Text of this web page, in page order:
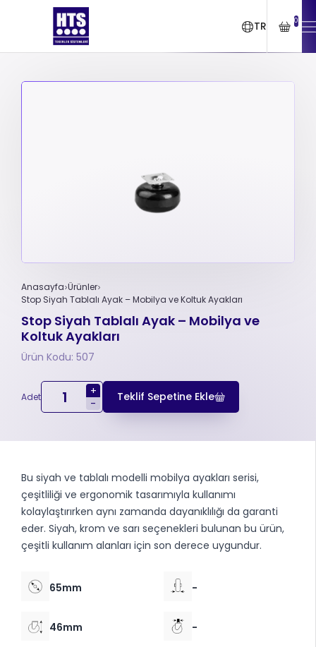
TR 0
Anasayfa Ürünler
Stop Siyah Tablalı Ayak – Mobilya ve Koltuk Ayakları
Stop Siyah Tablalı Ayak – Mobilya ve
Koltuk Ayakları
Ürün Kodu: 507
Adet
+
-
Teklif Sepetine Ekle
Bu siyah ve tablalı modelli mobilya ayakları serisi,
çeşitliliği ve ergonomik tasarımıyla kullanımı
kolaylaştırırken aynı zamanda dayanıklılığı da garanti
eder. Siyah, krom ve sarı seçenekleri bulunan bu ürün,
çeşitli kullanım alanları için son derece uygundur.
65mm -
46mm -